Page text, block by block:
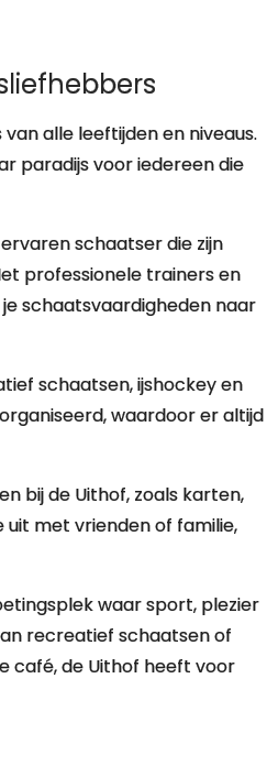
alle leeftijden en niveaus.
paradijs voor iedereen die
schaatser die zijn
professionele trainers en
schaatsvaardigheden naar
schaatsen, ijshockey en
waardoor er altijd
bij de Uithof, zoals karten,
uit met vrienden of familie,
waar sport, plezier
recreatief schaatsen of
café, de Uithof heeft voor